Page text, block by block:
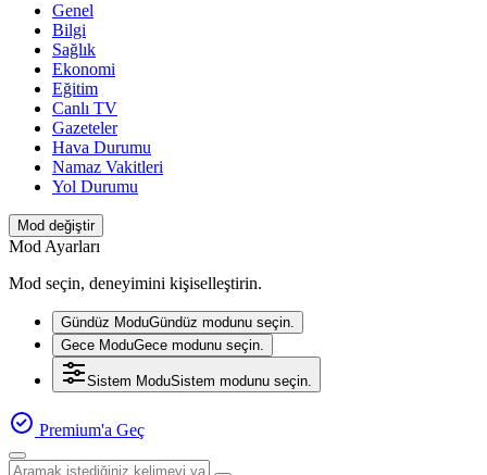
Genel
Bilgi
Sağlık
Ekonomi
Eğitim
Canlı TV
Gazeteler
Hava Durumu
Namaz Vakitleri
Yol Durumu
Mod değiştir
Mod Ayarları
Mod seçin, deneyimini kişiselleştirin.
Gündüz ModuGündüz modunu seçin.
Gece ModuGece modunu seçin.
Sistem ModuSistem modunu seçin.
Premium'a Geç